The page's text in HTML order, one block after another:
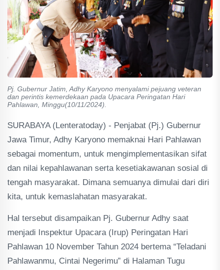
Pj. Gubernur Jatim, Adhy Karyono menyalami pejuang veteran
dan perintis kemerdekaan pada Upacara Peringatan Hari
Pahlawan, Minggu(10/11/2024).
SURABAYA (Lenteratoday) - Penjabat (Pj.) Gubernur
Jawa Timur, Adhy Karyono memaknai Hari Pahlawan
sebagai momentum, untuk mengimplementasikan sifat
dan nilai kepahlawanan serta kesetiakawanan sosial di
tengah masyarakat. Dimana semuanya dimulai dari diri
kita, untuk kemaslahatan masyarakat.
Hal tersebut disampaikan Pj. Gubernur Adhy saat
menjadi Inspektur Upacara (Irup) Peringatan Hari
Pahlawan 10 November Tahun 2024 bertema “Teladani
Pahlawanmu, Cintai Negerimu” di Halaman Tugu